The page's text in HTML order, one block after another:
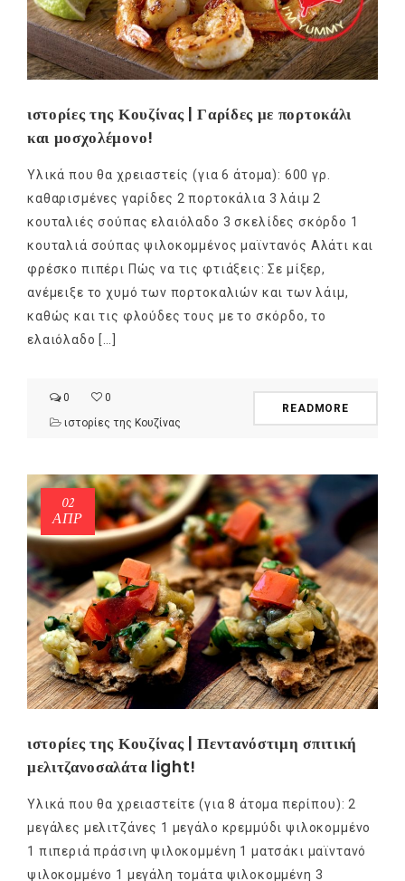
ιστορίες της Κουζίνας | Γαρίδες με πορτοκάλι
και μοσχολέμονο!
Υλικά που θα χρειαστείς (για 6 άτομα): 600 γρ.
καθαρισμένες γαρίδες 2 πορτοκάλια 3 λάιμ 2
κουταλιές σούπας ελαιόλαδο 3 σκελίδες σκόρδο 1
κουταλιά σούπας ψιλοκομμένος μαϊντανός Αλάτι και
φρέσκο πιπέρι Πώς να τις φτιάξεις: Σε μίξερ,
ανέμειξε το χυμό των πορτοκαλιών και των λάιμ,
καθώς και τις φλούδες τους με το σκόρδο, το
ελαιόλαδο […]
0
0
ιστορίες της Κουζίνας
READMORE
02
ΑΠΡ
ιστορίες της Κουζίνας | Πεντανόστιμη σπιτική
μελιτζανοσαλάτα light!
Υλικά που θα χρειαστείτε (για 8 άτομα περίπου): 2
μεγάλες μελιτζάνες 1 μεγάλο κρεμμύδι ψιλοκομμένο
1 πιπεριά πράσινη ψιλοκομμένη 1 ματσάκι μαϊντανό
ψιλοκομμένο 1 μεγάλη τομάτα ψιλοκομμένη 3